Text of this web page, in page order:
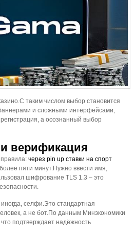
таким числом выбор становится
и сложными интерфейсами,
а осознанный выбор
верификация
через pin up ставки на спорт
пяти минут.Нужно ввести имя,
шифрование TLS 1.3 – это
селфи.Это стандартная
а не бот.По данным Минэкономики
подтверждает надёжность